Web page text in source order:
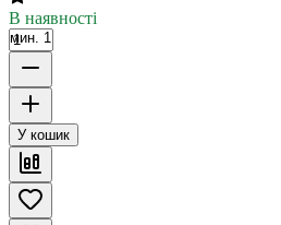
В наявності
мин. 1
У кошик